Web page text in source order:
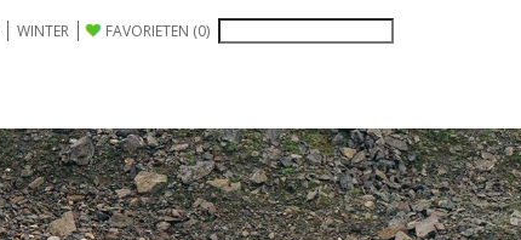
WINTER FAVORIETEN (0)